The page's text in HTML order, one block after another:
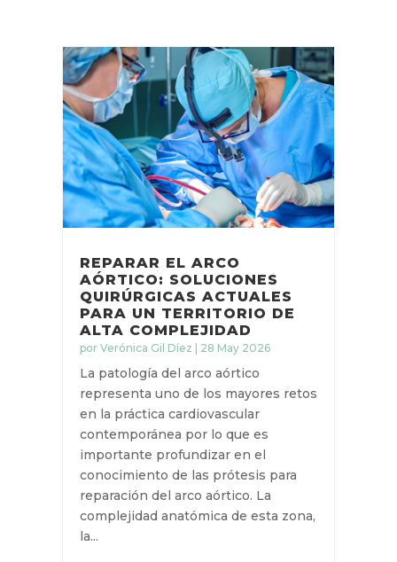
REPARAR EL ARCO
AÓRTICO: SOLUCIONES
QUIRÚRGICAS ACTUALES
PARA UN TERRITORIO DE
ALTA COMPLEJIDAD
por Verónica Gil Díez 28 May 2026
La patología del arco aórtico
representa uno de los mayores retos
en la práctica cardiovascular
contemporánea por lo que es
importante profundizar en el
conocimiento de las prótesis para
reparación del arco aórtico. La
complejidad anatómica de esta zona,
la...